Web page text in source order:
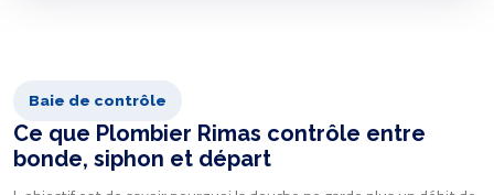
Baie de contrôle
Ce que Plombier Rimas contrôle entre
bonde, siphon et départ